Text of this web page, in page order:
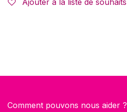
Ajouter à la liste de souhaits
Comment pouvons nous aider ?